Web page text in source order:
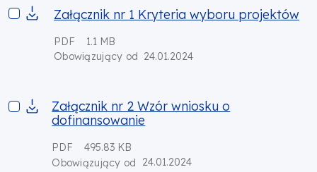
Załącznik nr 1 Kryteria wyboru projektów
Załącznik nr 1 Kryteria wyboru projektów
PDF
1.1 MB
Obowiązujący od 24.01.2024
Załącznik nr 2 Wzór wniosku o dofinansowanie
Załącznik nr 2 Wzór wniosku o
dofinansowanie
PDF
495.83 KB
Obowiązujący od
24.01.2024